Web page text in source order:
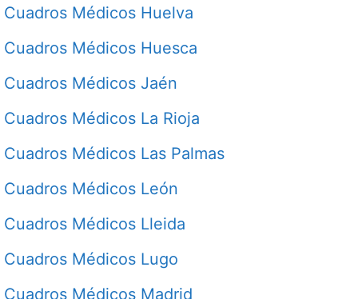
Cuadros Médicos Huelva
Cuadros Médicos Huesca
Cuadros Médicos Jaén
Cuadros Médicos La Rioja
Cuadros Médicos Las Palmas
Cuadros Médicos León
Cuadros Médicos Lleida
Cuadros Médicos Lugo
Cuadros Médicos Madrid